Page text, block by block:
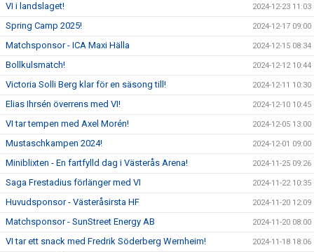
VI i landslaget! 2024-12-23 11:03
Spring Camp 2025! 2024-12-17 09:00
Matchsponsor - ICA Maxi Hälla 2024-12-15 08:34
Bollkulsmatch! 2024-12-12 10:44
Victoria Solli Berg klar för en säsong till! 2024-12-11 10:30
Elias Ihrsén överrens med VI! 2024-12-10 10:45
VI tar tempen med Axel Morén! 2024-12-05 13:00
Mustaschkampen 2024! 2024-12-01 09:00
Miniblixten - En fartfylld dag i Västerås Arena! 2024-11-25 09:26
Saga Frestadius förlänger med VI 2024-11-22 10:35
Huvudsponsor - Västeråsirsta HF 2024-11-20 12:09
Matchsponsor - SunStreet Energy AB 2024-11-20 08:00
VI tar ett snack med Fredrik Söderberg Wernheim! 2024-11-18 18:06